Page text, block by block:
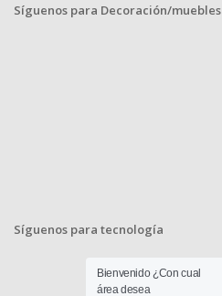
Síguenos para Decoración/muebles
Síguenos para tecnología
Bienvenido ¿Con cual
área desea